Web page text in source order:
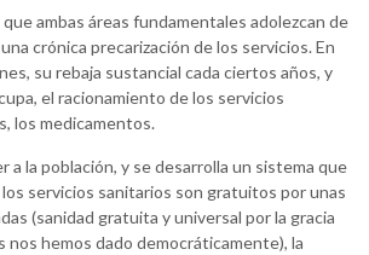
ambas áreas fundamentales adolezcan de
crónica precarización de los servicios. En
su rebaja sustancial cada ciertos años, y
el racionamiento de los servicios
los medicamentos.
a la población, y se desarrolla un sistema que
servicios sanitarios son gratuitos por unas
(sanidad gratuita y universal por la gracia
nos hemos dado democráticamente), la